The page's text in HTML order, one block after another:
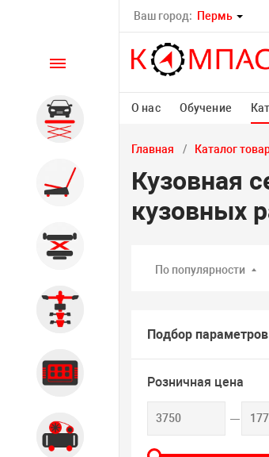
Ваш город: Пермь
О нас Обучение
Каталог
Автомобильные подъемники
Шиномонтажное
оборудование
Компрессорное оборудование
Главная Каталог
Кузовная
кузовных
По популярности
Подбор параметров
Розничная цена